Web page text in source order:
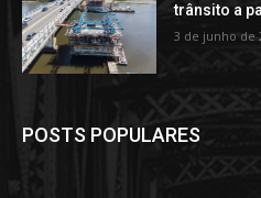
trânsito a
3 de junho de
POSTS POPULARES